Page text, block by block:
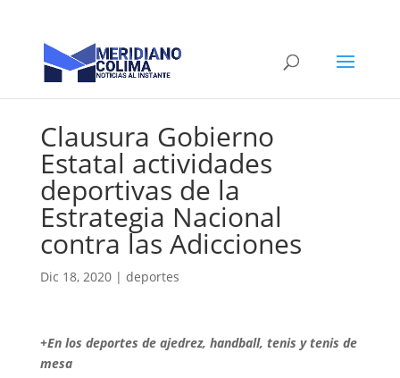
Clausura Gobierno
Estatal actividades
deportivas de la
Estrategia Nacional
contra las Adicciones
Dic 18, 2020| deportes
+En los deportes de ajedrez, handball, tenis y tenis de
mesa